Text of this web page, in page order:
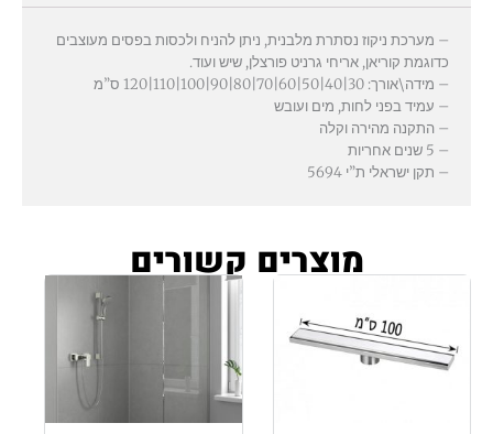
– מערכת ניקוז נסתרת מלבנית, ניתן להניח ולכסות בפסים מעוצבים
כדוגמת קוריאן, אריחי גרניט פורצלן, שיש ועוד.
– מידה\אורך: 30|40|50|60|70|80|90|100|110|120 ס”מ
– עמיד בפני לחות, מים ועובש
– התקנה מהירה וקלה
– 5 שנים אחריות
– תקן ישראלי ת”י 5694
מוצרים קשורים